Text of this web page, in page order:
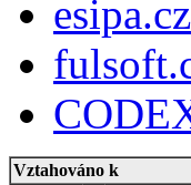
esipa.cz
Vztahováno k